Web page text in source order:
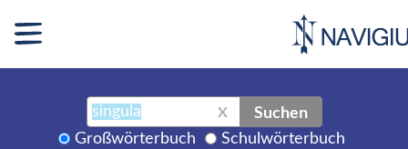
X Suchen
Großwörterbuch Schulwörterbuch